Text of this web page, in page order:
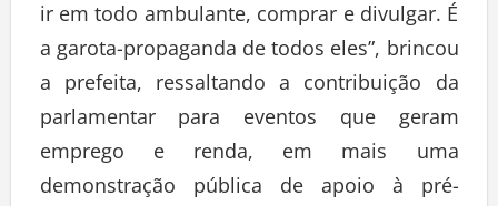
ir em todo ambulante, comprar e divulgar. É
a garota-propaganda de todos eles”, brincou
a prefeita, ressaltando a contribuição da
parlamentar para eventos que geram
emprego e renda, em mais uma
demonstração pública de apoio à pré-